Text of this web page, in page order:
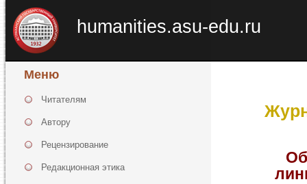
humanities.asu-edu.ru
Меню
Читателям
Автору
Рецензирование
Редакционная этика